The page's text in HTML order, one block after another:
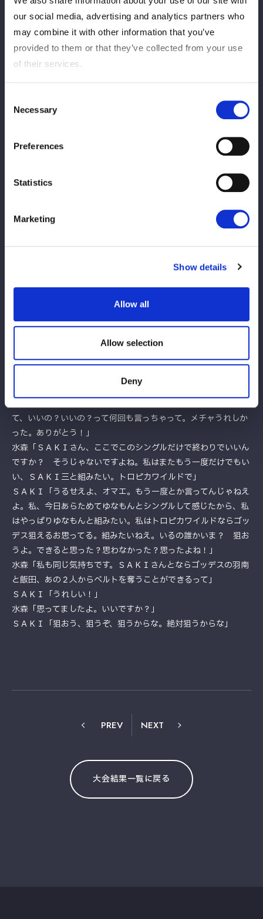
our social media, advertising and analytics partners who
may combine it with other information that you’ve
provided to them or that they’ve collected from your use
of their services.
Selection
Necessary
Preferences
Statistics
Marketing
Show details
Allow all
Allow selection
Deny
プすると、ＳＡＫＩがビッグブーツ、足と手を取ってぶん回す。
ＳＡＫＩが腹部へのパンチ？水森がブレーンバスターに切り返し
てドロップキック。場外に出たＳＡＫＩに水森は、反対側から走
ってショルダータックルをぶつける。リングに戻すと、水森がダ
イビングショルダータックル、串刺しラリアット、ギロチンドロ
てカット。水森が丸め込みからラリアット。ＳＡＫＩがかわして
丸め込む。水森が押し潰すが2カウント。水森がチョップからヘ
と、水森をエプロンに出す。水森が戻ると回し蹴りからラリアッ
ト。ＳＡＫＩが返すとコーナーに振り合い、ビッグブーツ。コー
ナーに乗せて串刺しボディーアタック。返した水森がコーナーに
上がったＳＡＫＩに追いつきラリアット。10分経過。水森が抱
ープレス。ＳＡＫＩが返すと、水森はコーナーに乗せて肩車。Ｓ
ＡＫＩが切り返してハリケーンドライバー、返されるとサイドか
らニーアタック。ブレーンバスター狙いを水森が切り返す、しか
ンタッキー狙い。水森が切り返し丸め込むがギリギリで返され
る。ＳＡＫＩはビッグブーツ、狙いすましてドロップキック。水
森がなんとか肩を上げるとＳＡＫＩはランニング・ブレーンバス
ター。3カウントが入り水森が敗れた。
水森とＳＡＫＩのコメント
水森「ＳＡＫＩさんとスターダムでこのリングでシングルができ
ＳＡＫＩ「最高のプレゼントだよ。（玖麗とさくらの）２人には
て、いいの？いいの？って何回も言っちゃって。メチャうれしか
った。ありがとう！」
水森「ＳＡＫＩさん、ここでこのシングルだけで終わりでいいん
ですか？ そうじゃないですよね。私はまたもう一度だけでもい
い、ＳＡＫＩ三と組みたい。トロピカワイルドで」
ＳＡＫＩ「うるせえよ、オマエ。もう一度とか言ってんじゃねえ
よ。私、今日あらためてゆなもんとシングルして感じたから、私
はやっぱりゆなもんと組みたい。私はトロピカワイルドならゴッ
デス狙えるお思ってる。組みたいねえ。いるの誰かいま？ 狙お
うよ。できると思った？思わなかった？思ったよね！」
水森「私も同じ気持ちです。ＳＡＫＩさんとならゴッデスの羽南
と飯田、あの２人からベルトを奪うことができるって」
ＳＡＫＩ「うれしい！」
水森「思ってましたよ。いいですか？」
ＳＡＫＩ「狙おう、狙うぞ、狙うからな。絶対狙うからな」
PREV NEXT
大会結果一覧に戻る